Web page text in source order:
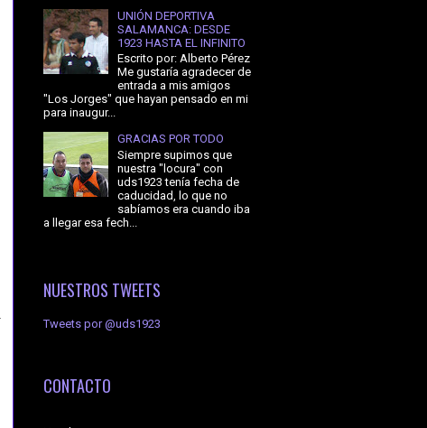
UNIÓN DEPORTIVA
SALAMANCA: DESDE
1923 HASTA EL INFINITO
Escrito por: Alberto Pérez
Me gustaría agradecer de
entrada a mis amigos
"Los Jorges" que hayan pensado en mi
para inaugur...
GRACIAS POR TODO
Siempre supimos que
nuestra "locura" con
uds1923 tenía fecha de
caducidad, lo que no
sabíamos era cuando iba
a llegar esa fech...
NUESTROS TWEETS
Tweets por @uds1923
CONTACTO